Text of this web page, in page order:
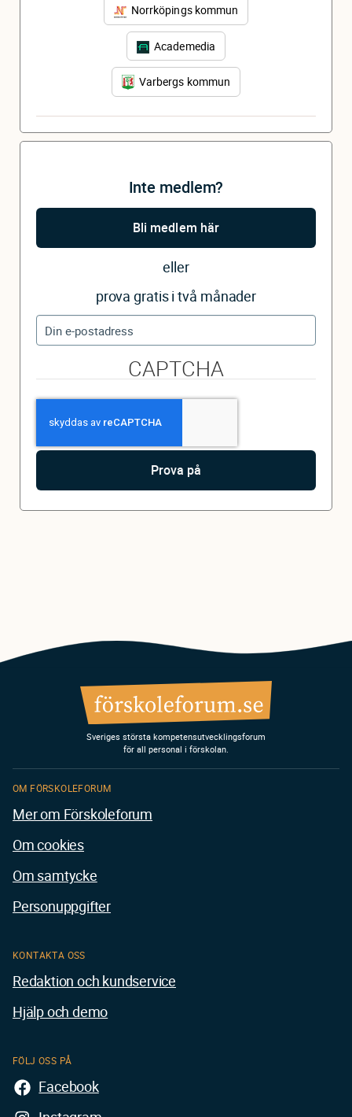
Norrköpings kommun
Academedia
Varbergs kommun
Inte medlem?
Bli medlem här
eller
prova gratis i två månader
CAPTCHA
Sveriges största kompetensutvecklingsforum
för all personal i förskolan.
KONTAKTA OSS
Redaktion och kundservice
Hjälp och demo
FÖLJ OSS PÅ
Facebook
OM FÖRSKOLEFORUM
Mer om Förskoleforum
Om cookies
Om samtycke
Personuppgifter